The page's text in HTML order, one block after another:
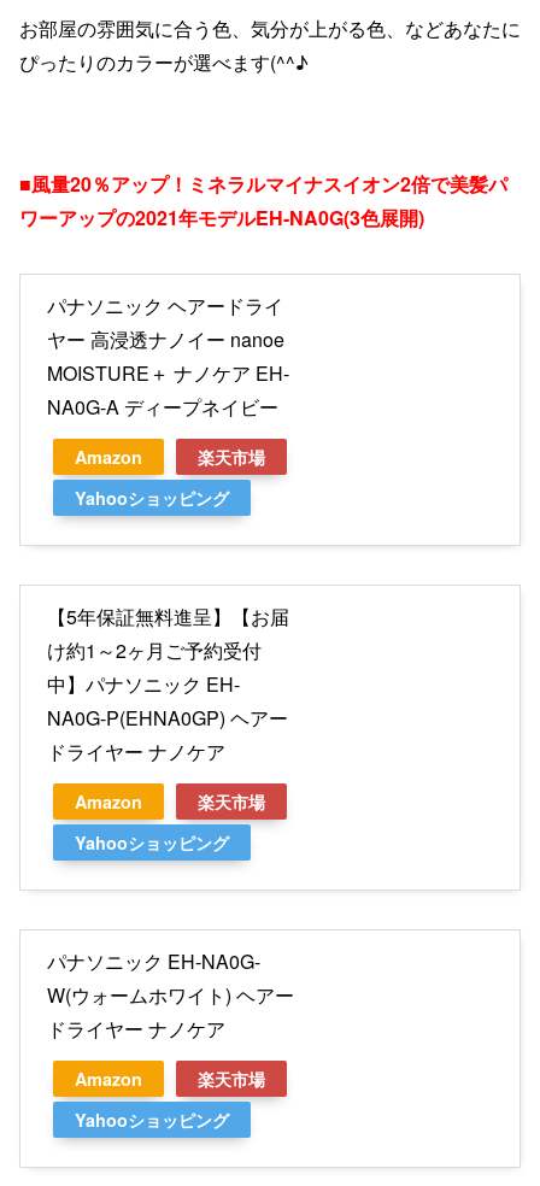
お部屋の雰囲気に合う色、気分が上がる色、などあなたに
ぴったりのカラーが選べます(^^♪
■風量20％アップ！ミネラルマイナスイオン2倍で美髪パ
ワーアップの2021年モデルEH-NA0G(3色展開)
パナソニック ヘアードライ
ヤー 高浸透ナノイー nanoe
MOISTURE＋ ナノケア EH-
NA0G-A ディープネイビー
Amazon
楽天市場
Yahooショッピング
【5年保証無料進呈】【お届
け約1～2ヶ月ご予約受付
中】パナソニック EH-
NA0G-P(EHNA0GP) ヘアー
ドライヤー ナノケア
Amazon
楽天市場
Yahooショッピング
パナソニック EH-NA0G-
W(ウォームホワイト) ヘアー
ドライヤー ナノケア
Amazon
楽天市場
Yahooショッピング